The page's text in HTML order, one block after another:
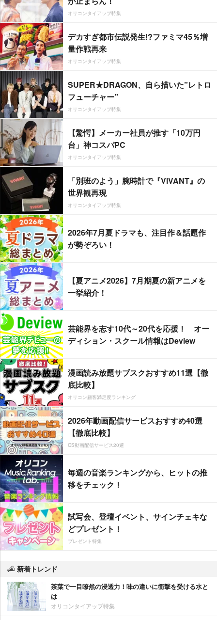
オリコンタイアップ特集
デカすぎ都市伝説発生!?ファミマ45％増
量作戦再来
オリコンタイアップ特集
SUPER★DRAGON、自ら描いた”レトロ
フューチャー”
オリコンタイアップ特集
【驚愕】メーカー社員が推す「10万円
台」神コスパPC
オリコンタイアップ特集
「別班のよう」腕時計で『VIVANT』の
世界観再現
オリコンタイアップ特集
2026年7月夏ドラマも、注目作＆話題作
が勢ぞろい！
【夏アニメ2026】7月期夏の新アニメを
一挙紹介！
芸能界を志す10代～20代を応援！ オー
ディション・スクール情報はDeview
漫画読み放題サブスクおすすめ11選【徹
底比較】
オリコン顧客満足度ランキング
2026年動画配信サービスおすすめ40選
【徹底比較】
CS動画配信サービス20選
毎週の音楽ランキングから、ヒットの推
移をチェック！
試写会、登壇イベント、サインチェキな
どプレゼント！
プレゼント特集
新着トレンド
茶葉で一目瞭然の浸透力！味の違いに衝撃を受ける水と
は
オリコンタイアップ特集